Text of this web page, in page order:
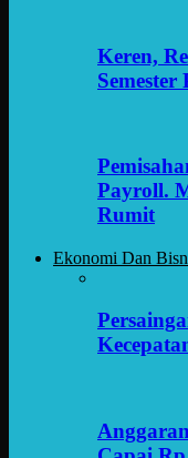
Keren,
Payroll.
Rumit
Ekonomi Dan